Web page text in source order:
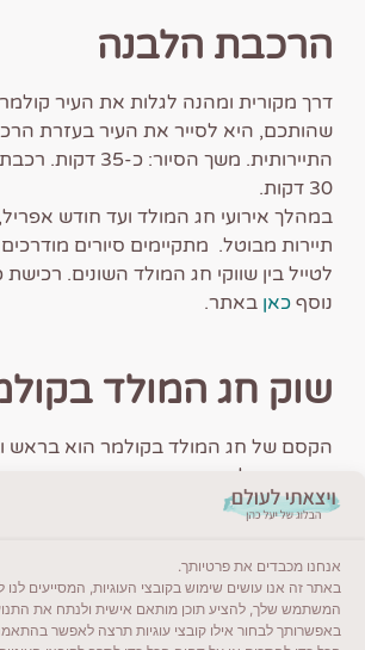
אנחנו מכבדים את פרטיותך.
באתר זה אנו עושים שימוש בקובצי העוגיות, המסייעים לנו
המשתמש שלך, להציע תוכן מותאם אישית ולנתח את
באפשרותך לבחור אילו קובצי עוגיות תרצה לאפשר
הרכבת הלבנה
דרך מקורית ומהנה לגלות את העיר
שהותכם, היא לסייר את העיר בעזרת
התיירותית. משך
30 דקות.
במהלך אירועי חג המולד ועד חודש
תיירות מבוטל. מתקיימים סיורים
לטייל בין שווקי חג המולד השונים. רכישת
נוסף כאן באתר.
שוק חג המולד
הקסם של חג המולד בקולמר הוא בראש
האווירה של העיר העתיקה, מוארת
בעיר קולמר 6 שווקי חג המולד
למזרקות שבמרכזי הפיאצות. מי שיטייל
החשיכה, אורות חג המולד, משתלבים
התאורה יוצאת הדופן שנועדה להעצים